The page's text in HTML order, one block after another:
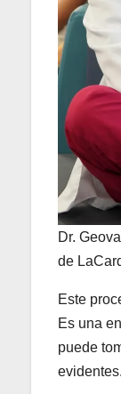
Dr.
de
Este
Es una
puede
evidentes.